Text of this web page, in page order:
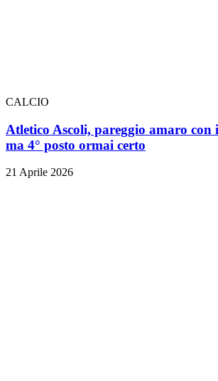
CALCIO
Atletico Ascoli, pareggio amaro con
ma 4° posto ormai certo
21 Aprile 2026